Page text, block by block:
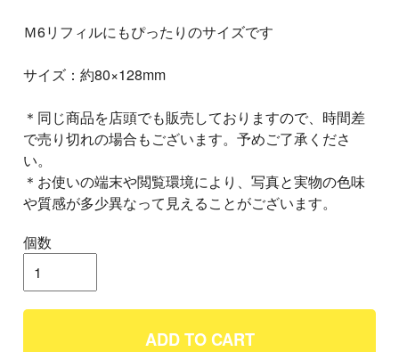
Ｍ6リフィルにもぴったりのサイズです
サイズ：約80×128mm
＊同じ商品を店頭でも販売しておりますので、時間差
で売り切れの場合もございます。予めご了承くださ
い。
＊お使いの端末や閲覧環境により、写真と実物の色味
や質感が多少異なって見えることがございます。
個数
ADD TO CART